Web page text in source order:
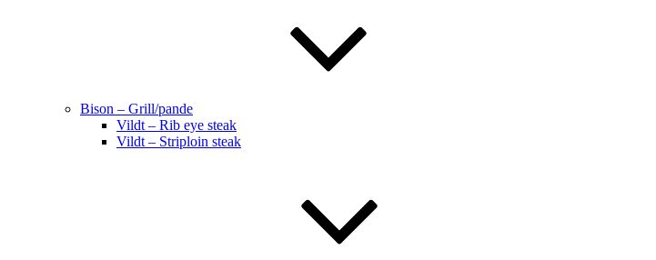
Bison – Grill/pande
Vildt – Rib eye steak
Vildt – Striploin steak